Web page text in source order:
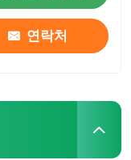
연락처